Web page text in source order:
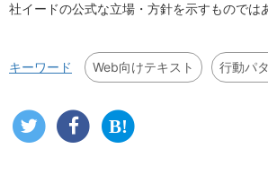
社イードの公式な立場・方針を示すものでは
キーワード Web向けテキスト 行動パ